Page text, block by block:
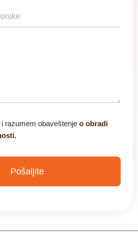
razumem obaveštenje o obradi
Pošaljite